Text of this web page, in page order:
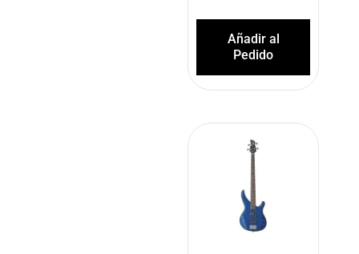
Añadir al
Pedido